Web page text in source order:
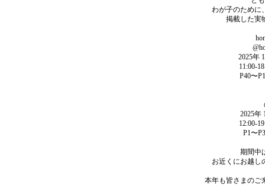
わが子のために
掲載した実
2025年
11:00-
P40〜
2025年
12:00-
P1〜
期間中
お近くにお越し
本年も皆さまのご